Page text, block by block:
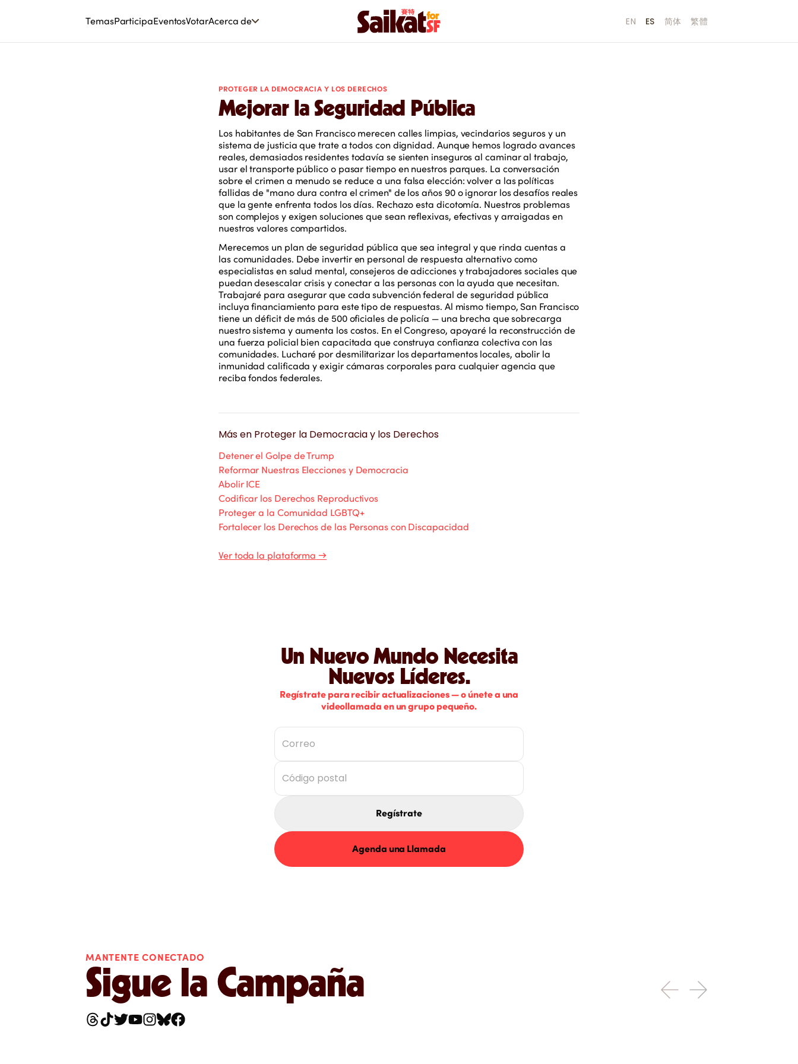
TemasParticipaEventosVotarAcerca de EN ES 简体 繁體
PROTEGER LA DEMOCRACIA Y LOS DERECHOS
Mejorar la Seguridad Pública
Los habitantes de San Francisco merecen calles limpias, vecindarios seguros y un
sistema de justicia que trate a todos con dignidad. Aunque hemos logrado avances
reales, demasiados residentes todavía se sienten inseguros al caminar al trabajo,
usar el transporte público o pasar tiempo en nuestros parques. La conversación
sobre el crimen a menudo se reduce a una falsa elección: volver a las políticas
fallidas de "mano dura contra el crimen" de los años 90 o ignorar los desafíos reales
que la gente enfrenta todos los días. Rechazo esta dicotomía. Nuestros problemas
son complejos y exigen soluciones que sean reflexivas, efectivas y arraigadas en
nuestros valores compartidos.
Merecemos un plan de seguridad pública que sea integral y que rinda cuentas a
las comunidades. Debe invertir en personal de respuesta alternativo como
especialistas en salud mental, consejeros de adicciones y trabajadores sociales que
puedan desescalar crisis y conectar a las personas con la ayuda que necesitan.
Trabajaré para asegurar que cada subvención federal de seguridad pública
incluya financiamiento para este tipo de respuestas. Al mismo tiempo, San Francisco
tiene un déficit de más de 500 oficiales de policía — una brecha que sobrecarga
nuestro sistema y aumenta los costos. En el Congreso, apoyaré la reconstrucción de
una fuerza policial bien capacitada que construya confianza colectiva con las
comunidades. Lucharé por desmilitarizar los departamentos locales, abolir la
inmunidad calificada y exigir cámaras corporales para cualquier agencia que
reciba fondos federales.
Más en Proteger la Democracia y los Derechos
Detener el Golpe de Trump
Reformar Nuestras Elecciones y Democracia
Abolir ICE
Codificar los Derechos Reproductivos
Proteger a la Comunidad LGBTQ+
Fortalecer los Derechos de las Personas con Discapacidad
Ver toda la plataforma →
Un Nuevo Mundo Necesita
Nuevos Líderes.
Regístrate para recibir actualizaciones — o únete a una
videollamada en un grupo pequeño.
Regístrate
Agenda una Llamada
MANTENTE CONECTADO
Sigue la Campaña